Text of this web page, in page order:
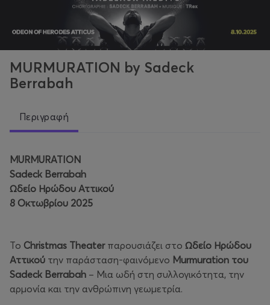
MURMURATION by Sadeck
Berrabah
Περιγραφή
MURMURATION
Sadeck Berrabah
Ωδείο Ηρώδου Αττικού
8 Οκτωβρίου 2025
Το Christmas Theaterπαρουσιάζει στο Ωδείο Ηρώδου
Αττικού την παράσταση-φαινόμενο Murmuration του
Sadeck Berrabah – Μια ωδή στη συλλογικότητα, την
αρμονία και την ανθρώπινη γεωμετρία.